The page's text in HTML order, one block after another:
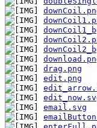
drag.png
edit.png
email.svg